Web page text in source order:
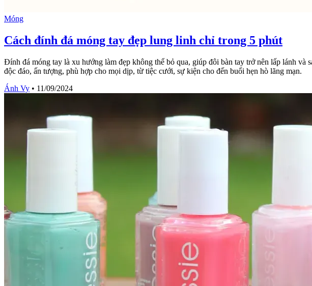
Móng
Cách đính đá móng tay đẹp lung linh chỉ trong 5 phút
Đính đá móng tay là xu hướng làm đẹp không thể bỏ qua, giúp đôi bàn tay trở nên lấp lánh
độc đáo, ấn tượng, phù hợp cho mọi dịp, từ tiệc cưới, sự kiện cho đến buổi hẹn hò lãng mạn.
Ánh Vy • 11/09/2024